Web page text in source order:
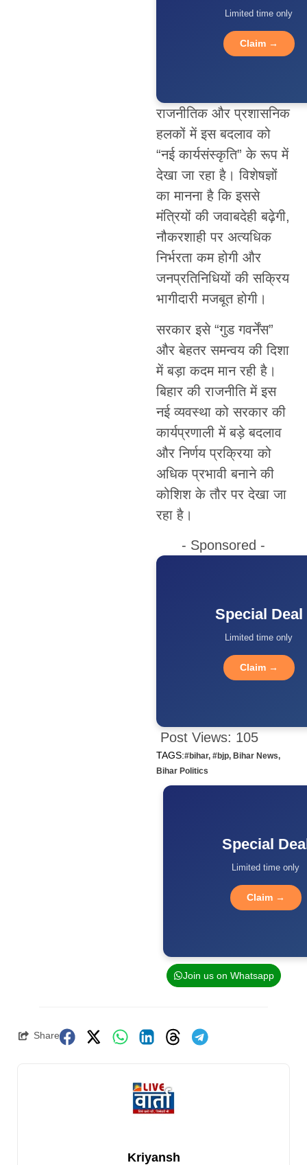
Limited time only
Claim →
राजनीतिक और प्रशासनिक
हलकों में इस बदलाव को
“नई कार्यसंस्कृति” के रूप में
देखा जा रहा है। विशेषज्ञों
का मानना है कि इससे
मंत्रियों की जवाबदेही बढ़ेगी,
नौकरशाही पर अत्यधिक
निर्भरता कम होगी और
जनप्रतिनिधियों की सक्रिय
भागीदारी मजबूत होगी।
सरकार इसे “गुड गवर्नेंस”
और बेहतर समन्वय की दिशा
में बड़ा कदम मान रही है।
बिहार की राजनीति में इस
नई व्यवस्था को सरकार की
कार्यप्रणाली में बड़े बदलाव
और निर्णय प्रक्रिया को
अधिक प्रभावी बनाने की
कोशिश के तौर पर देखा जा
रहा है।
- Sponsored -
Special Deal
Limited time only
Claim →
Post Views: 105
TAGS:#bihar, #bjp, Bihar News,
Bihar Politics
Special
Limited time only
Claim →
Join us on Whatsapp
Share
Kriyansh